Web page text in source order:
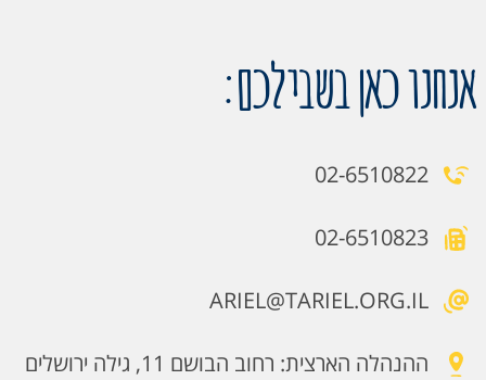
אנחנו כאן בשבילכם:
02-6510822
02-6510823
ARIEL@TARIEL.ORG.IL
ההנהלה הארצית: רחוב הבושם 11, גילה ירושלים